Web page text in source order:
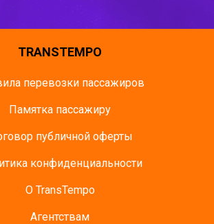
TRANSTEMPO
перевозки пассажиров
Памятка пасcажиру
публичной оферты
конфиденциальности
О TransTempo
Агентствам